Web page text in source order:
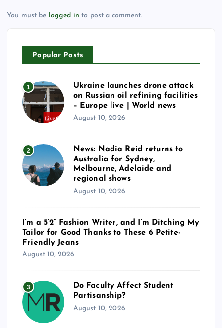
You must be logged in to post a comment.
Popular Posts
1
Ukraine launches drone attack
on Russian oil refining facilities
– Europe live | World news
August 10, 2026
2
News: Nadia Reid returns to
Australia for Sydney,
Melbourne, Adelaide and
regional shows
August 10, 2026
I’m a 5’2” Fashion Writer, and I’m Ditching My
Tailor for Good Thanks to These 6 Petite-
Friendly Jeans
August 10, 2026
3
Do Faculty Affect Student
Partisanship?
August 10, 2026